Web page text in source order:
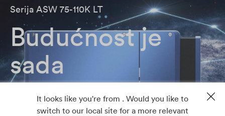
Serija ASW 75-110K LT
Budućnost je
sada
It looks like you're from . Would you like to
switch to our local site for a more relevant